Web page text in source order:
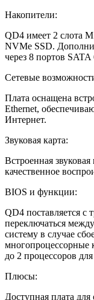
Накопители:
QD4 имеет 2 слота
NVMe SSD.
через 8 портов SATA
Сетевые
Плата оснащена
Ethernet,
Интернет.
Звуковая карта:
Встроенная
качественное
BIOS и функции:
QD4 поставляется
переключаться
систему в случае
многопроцессорные
до 2 процессоров
Плюсы:
Доступная плата